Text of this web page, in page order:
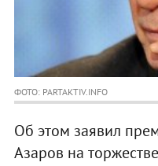
ФОТО: PARTAKTIV.INFO
Об этом заявил
Азаров на